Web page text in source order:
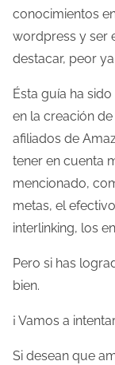
conocimientos
wordpress y ser
destacar, peor
Ésta guía ha
en la creación
afiliados de
tener en cuenta
mencionado,
metas, el
interlinking, los
Pero si has
bien.
¡ Vamos a
Si desean que